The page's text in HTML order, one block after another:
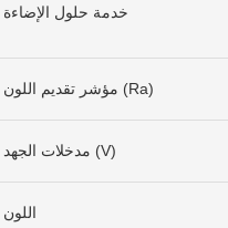
خدمة حلول الإضاءة
مؤشر تقديم اللون (Ra)
مدخلات الجهد (V)
اللون